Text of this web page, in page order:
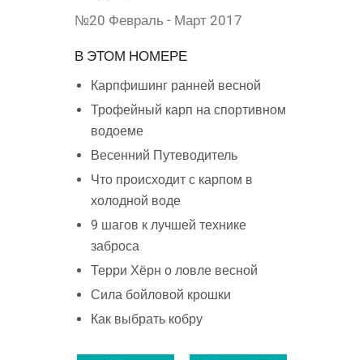
№20 Февраль - Март 2017
В ЭТОМ НОМЕРЕ
Карпфишинг ранней весной
Трофейный карп на спортивном
водоеме
Весенний Путеводитель
Что происходит с карпом в
холодной воде
9 шагов к лучшей технике
заброса
Терри Хёрн о ловле весной
Сила бойловой крошки
Как выбрать кобру